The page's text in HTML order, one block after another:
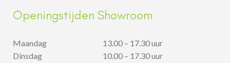
Openingstijden Showroom
Maandag
Dinsdag
13.00 – 17.30 uur
10.00 – 17.30 uur